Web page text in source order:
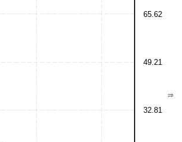
ft
32.81
49.21
65.62